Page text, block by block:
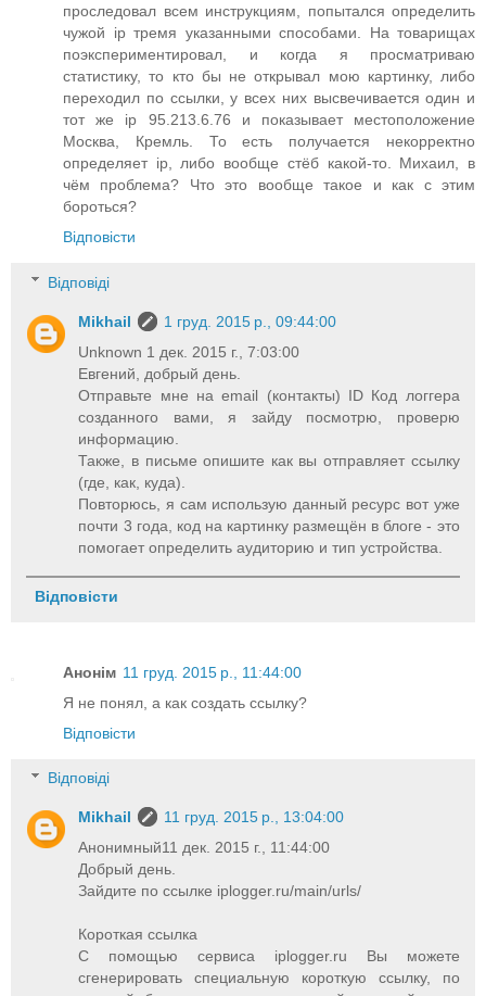
проследовал всем инструкциям, попытался определить
чужой ip тремя указанными способами. На товарищах
поэкспериментировал, и когда я просматриваю
статистику, то кто бы не открывал мою картинку, либо
переходил по ссылки, у всех них высвечивается один и
тот же ip 95.213.6.76 и показывает местоположение
Москва, Кремль. То есть получается некорректно
определяет ip, либо вообще стёб какой-то. Михаил, в
чём проблема? Что это вообще такое и как с этим
бороться?
Відповісти
Відповіді
Mikhail
1 груд. 2015 р., 09:44:00
Unknown 1 дек. 2015 г., 7:03:00
Евгений, добрый день.
Отправьте мне на email (контакты) ID Код логгера
созданного вами, я зайду посмотрю, проверю
информацию.
Также, в письме опишите как вы отправляет ссылку
(где, как, куда).
Повторюсь, я сам использую данный ресурс вот уже
почти 3 года, код на картинку размещён в блоге - это
помогает определить аудиторию и тип устройства.
Відповісти
Анонім 11 груд. 2015 р., 11:44:00
Я не понял, а как создать ссылку?
Відповісти
Відповіді
Mikhail
11 груд. 2015 р., 13:04:00
Анонимный11 дек. 2015 г., 11:44:00
Добрый день.
Зайдите по ссылке iplogger.ru/main/urls/
Короткая ссылка
С помощью сервиса iplogger.ru Вы можете
сгенерировать специальную короткую ссылку, по